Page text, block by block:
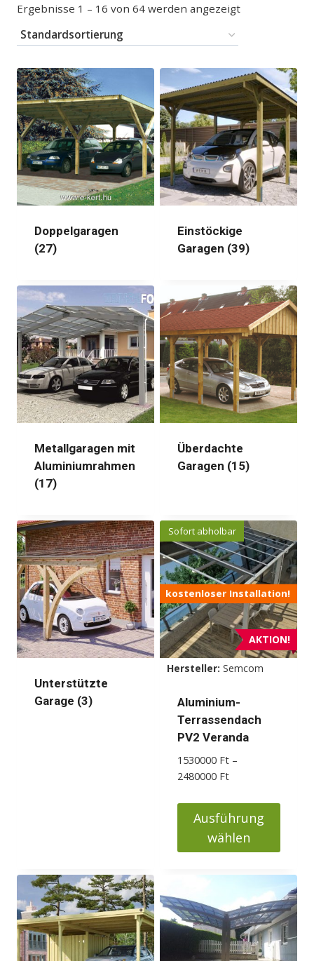
Ergebnisse 1 – 16 von 64 werden angezeigt
Doppelgaragen
(27)
Einstöckige
Garagen (39)
Metallgaragen mit
Aluminiumrahmen
(17)
Überdachte
Garagen (15)
Unterstützte
Garage (3)
AKTION!
Sofort abholbar
kostenloser Installation!
Hersteller: Semcom
Aluminium-
Terrassendach
PV2 Veranda
1530000 Ft –
2480000 FtPreisspanne:
bis
2480000 Ft
Ausführung
wählen
Produkt
weist
mehrere
Varianten
auf.